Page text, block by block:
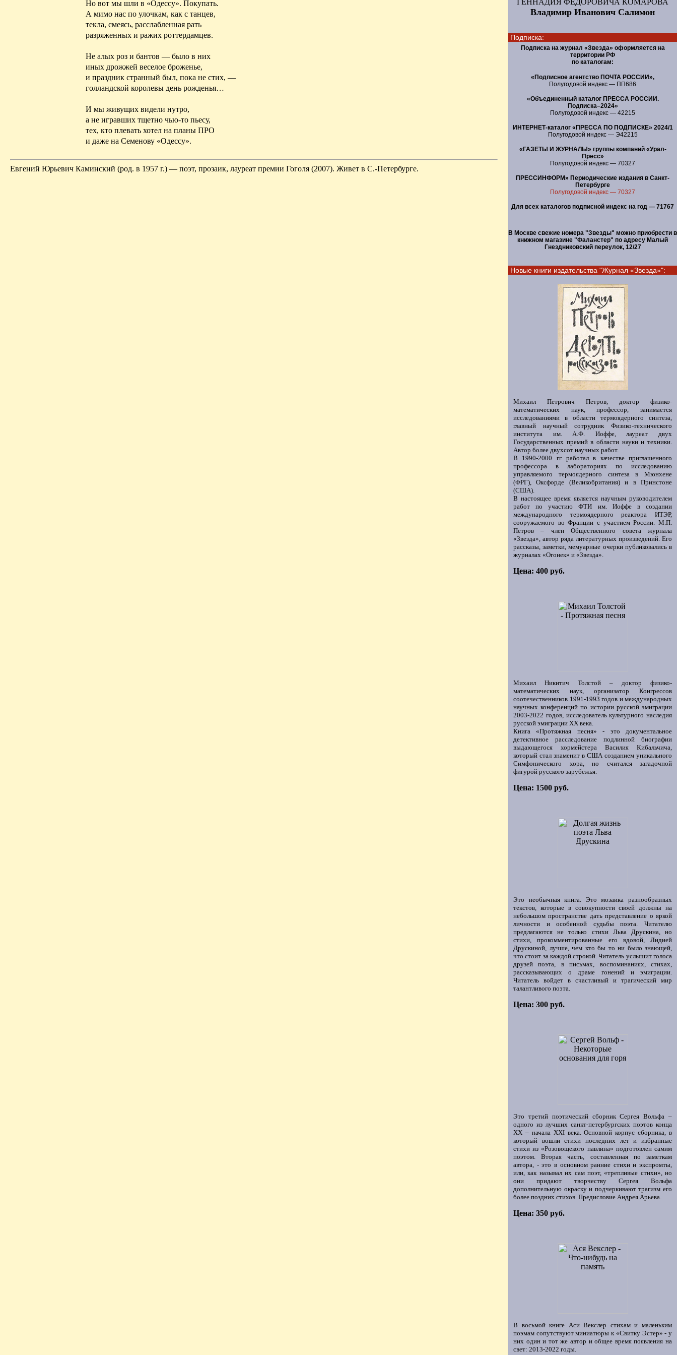
Но вот мы шли в «Одессу». Покупать.
А мимо нас по улочкам, как с танцев,
текла, смеясь, расслабленная рать
разряженных и ражих роттердамцев.
Не алых роз и бантов — было в них
иных дрожжей веселое броженье,
и праздник странный был, пока не стих, —
голландской королевы день рожденья…
И мы живущих видели нутро,
а не игравших тщетно чью-то пьесу,
тех, кто плевать хотел на планы ПРО
и даже на Семенову «Одессу».
Евгений Юрьевич Каминский (род. в 1957 г.) — поэт, прозаик, лауреат премии Гоголя (2007). Живет в С.-Петербурге.
ГЕННАДИЯ ФЕДОРОВИЧА КОМАРОВА
Владимир Иванович Салимон
Подписка:
Подписка на журнал «Звезда» оформляется на
территории РФ
по каталогам:
«Подписное агентство ПОЧТА РОССИИ»,
Полугодовой индекс — ПП686
«Объединенный каталог ПРЕССА РОССИИ.
Подписка–2024»
Полугодовой индекс — 42215
ИНТЕРНЕТ-каталог «ПРЕССА ПО ПОДПИСКЕ» 2024/1
Полугодовой индекс — Э42215
«ГАЗЕТЫ И ЖУРНАЛЫ» группы компаний «Урал-
Пресс»
Полугодовой индекс — 70327
ПРЕССИНФОРМ» Периодические издания в Санкт-
Петербурге
Полугодовой индекс — 70327
Для всех каталогов подписной индекс на год — 71767
В Москве свежие номера "Звезды" можно приобрести в
книжном магазине "Фаланстер" по адресу Малый
Гнездниковский переулок, 12/27
Новые книги издательства "Журнал «Звезда»":
Михаил Петрович Петров, доктор физико-
математических наук, профессор, занимается
исследованиями в области термоядерного синтеза,
главный научный сотрудник Физико-технического
института им. А.Ф. Иоффе, лауреат двух
Государственных премий в области науки и техники.
Автор более двухсот научных работ.
В 1990-2000 гг. работал в качестве приглашенного
профессора в лабораториях по исследованию
управляемого термоядерного синтеза в Мюнхене
(ФРГ), Оксфорде (Великобритания) и в Принстоне
(США).
В настоящее время является научным руководителем
работ по участию ФТИ им. Иоффе в создании
международного термоядерного реактора ИТЭР,
сооружаемого во Франции с участием России. М.П.
Петров – член Общественного совета журнала
«Звезда», автор ряда литературных произведений. Его
рассказы, заметки, мемуарные очерки публиковались в
журналах «Огонек» и «Звезда».
Цена: 400 руб.
Михаил Никитич Толстой – доктор физико-
математических наук, организатор Конгрессов
соотечественников 1991-1993 годов и международных
научных конференций по истории русской эмиграции
2003-2022 годов, исследователь культурного наследия
русской эмиграции ХХ века.
Книга «Протяжная песня» - это документальное
детективное расследование подлинной биографии
выдающегося хормейстера Василия Кибальчича,
который стал знаменит в США созданием уникального
Симфонического хора, но считался загадочной
фигурой русского зарубежья.
Цена: 1500 руб.
Это необычная книга. Это мозаика разнообразных
текстов, которые в совокупности своей должны на
небольшом пространстве дать представление о яркой
личности и особенной судьбы поэта. Читателю
предлагаются не только стихи Льва Друскина, но
стихи, прокомментированные его вдовой, Лидией
Друскиной, лучше, чем кто бы то ни было знающей,
что стоит за каждой строкой. Читатель услышит голоса
друзей поэта, в письмах, воспоминаниях, стихах,
рассказывающих о драме гонений и эмиграции.
Читатель войдет в счастливый и трагический мир
талантливого поэта.
Цена: 300 руб.
Это третий поэтический сборник Сергея Вольфа –
одного из лучших санкт-петербургских поэтов конца
ХХ – начала XXI века. Основной корпус сборника, в
который вошли стихи последних лет и избранные
стихи из «Розовощекого павлина» подготовлен самим
поэтом. Вторая часть, составленная по заметкам
автора, - это в основном ранние стихи и экспромты,
или, как называл их сам поэт, «трепливые стихи», но
они придают творчеству Сергея Вольфа
дополнительную окраску и подчеркивают трагизм его
более поздних стихов. Предисловие Андрея Арьева.
Цена: 350 руб.
В восьмой книге Аси Векслер стихам и маленьким
поэмам сопутствуют миниатюры к «Свитку Эстер» - у
них один и тот же автор и общее время появления на
свет: 2013-2022 годы.